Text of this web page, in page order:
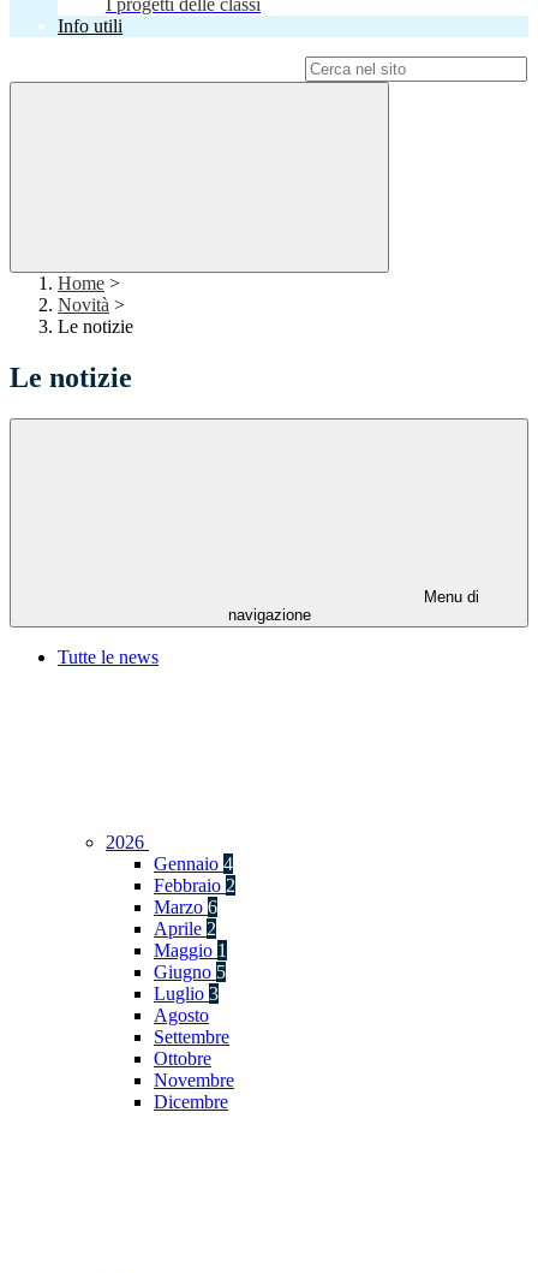
I progetti delle classi
Info utili
Home >
Novità >
Le notizie
Le notizie
Menu di
navigazione
Tutte le news
2026
Gennaio 4
Febbraio 2
Marzo 6
Aprile 2
Maggio 1
Giugno 5
Luglio 3
Agosto
Settembre
Ottobre
Novembre
Dicembre